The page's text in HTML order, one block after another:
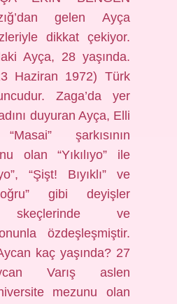
gelen Ayça
dikkat çekiyor.
Ayça, 28 yaşında.
Haziran 1972) Türk
Zaga’da yer
duyuran Ayça, Elli
şarkısının
olan “Yıkılıyo” ile
“Şişt! Bıyıklı” ve
gibi deyişler
skeçlerinde ve
özdeşleşmiştir.
kaç yaşında? 27
Varış aslen
mezunu olan